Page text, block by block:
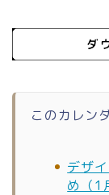
このカレン
デザ
め（1